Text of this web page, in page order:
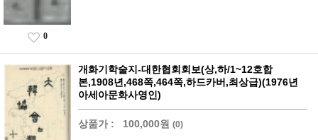
0
개화기학술지-대한협회회보(상,하/1~12호합
본,1908년,468쪽,464쪽,하드카버,최상급)(1976년
아세아문화사영인)
상품가 : 100,000원 (0)